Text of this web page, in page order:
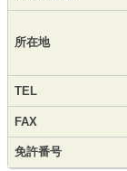
所在地
TEL
FAX
免許番号